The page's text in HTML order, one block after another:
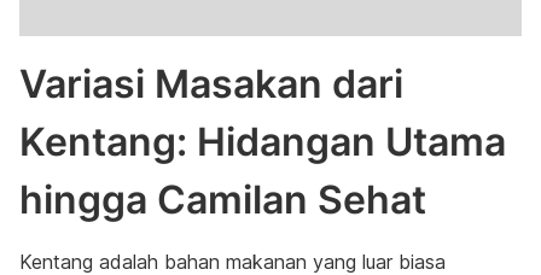
Variasi Masakan dari
Kentang: Hidangan Utama
hingga Camilan Sehat
Kentang adalah bahan makanan yang luar biasa